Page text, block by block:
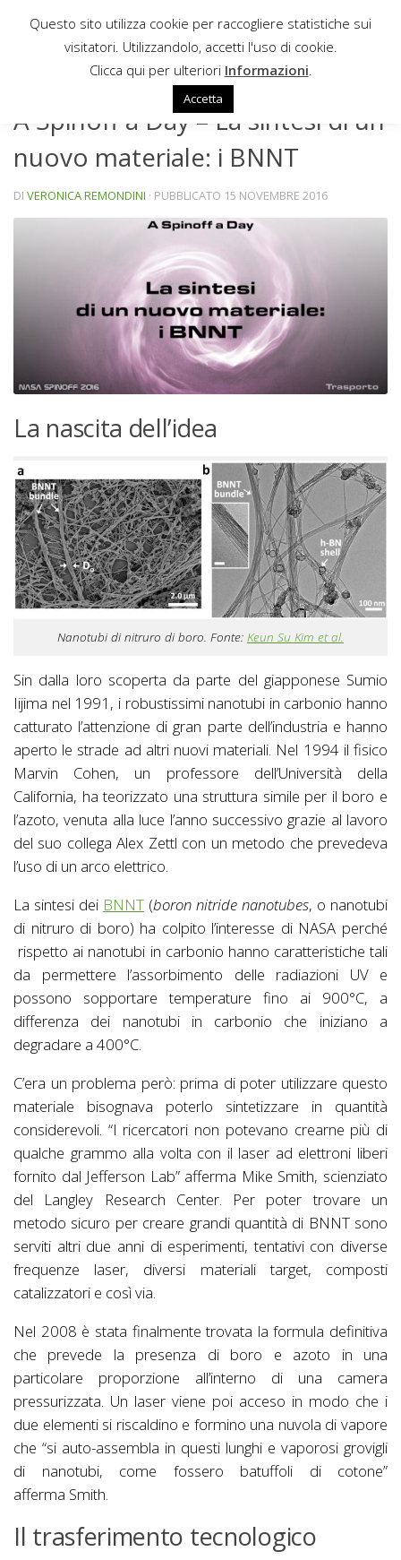
Sotto il contenuto
SPINOFF A DAY
A Spinoff a Day – La sintesi di un
nuovo materiale: i BNNT
DI VERONICA REMONDINI · PUBBLICATO 15 NOVEMBRE 2016
La nascita dell’idea
Nanotubi di nitruro di boro. Fonte: Keun Su Kim et al.
Sin dalla loro scoperta da parte del giapponese Sumio
Iijima nel 1991, i robustissimi nanotubi in carbonio hanno
catturato l’attenzione di gran parte dell’industria e hanno
aperto le strade ad altri nuovi materiali. Nel 1994 il fisico
Marvin Cohen, un professore dell’Università della
California, ha teorizzato una struttura simile per il boro e
l’azoto, venuta alla luce l’anno successivo grazie al lavoro
del suo collega Alex Zettl con un metodo che prevedeva
l’uso di un arco elettrico.
La sintesi dei BNNT (boron nitride nanotubes, o nanotubi
di nitruro di boro) ha colpito l’interesse di NASA perché
rispetto ai nanotubi in carbonio hanno caratteristiche tali
da permettere l’assorbimento delle radiazioni UV e
possono sopportare temperature fino ai 900°C, a
differenza dei nanotubi in carbonio che iniziano a
degradare a 400°C.
C’era un problema però: prima di poter utilizzare questo
materiale bisognava poterlo sintetizzare in quantità
considerevoli. “I ricercatori non potevano crearne più di
qualche grammo alla volta con il laser ad elettroni liberi
fornito dal Jefferson Lab” afferma Mike Smith, scienziato
del Langley Research Center. Per poter trovare un
metodo sicuro per creare grandi quantità di BNNT sono
serviti altri due anni di esperimenti, tentativi con diverse
frequenze laser, diversi materiali target, composti
catalizzatori e così via.
Nel 2008 è stata finalmente trovata la formula definitiva
che prevede la presenza di boro e azoto in una
particolare proporzione all’interno di una camera
pressurizzata. Un laser viene poi acceso in modo che i
due elementi si riscaldino e formino una nuvola di vapore
che “si auto-assembla in questi lunghi e vaporosi grovigli
di nanotubi, come fossero batuffoli di cotone”
afferma Smith.
Il trasferimento tecnologico
Questo sito utilizza cookie per raccogliere statistiche sui
visitatori. Utilizzandolo, accetti l'uso di cookie.
Clicca qui per ulteriori Informazioni
Accetta